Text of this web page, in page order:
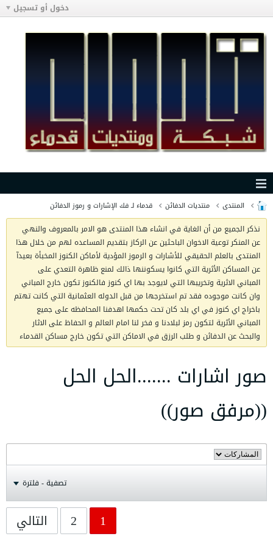
دخول أو تسجيل
المنتدى منتديات الدفائن قدماء لـ فك الإشارات و رموز الدفائن
نذكر الجميع من أن الغاية في انشاء هذا المنتدى هو الامر بالمعروف والنهي
عن المنكر توعية الاخوان الباحثين عن الركاز بتقديم المساعده لهم من خلال هذا
المنتدى بالعلم الحقيقي للأشارات و الرموز المؤدية لأماكن الكنوز المخبأة بعيدآ
عن المساكن الأثرية التي كانوا يسكوننها ذالك لمنع ظاهرة التعدي على
المباني الاثرية وتخريبها التي لايوجد بها اي كنوز فالكنوز تكون خارج المباني
وان كانت موجوده فقد تم استخرجها من قبل الدوله العثمانية التي كانت تهتم
باخراج اي كنوز في اي بلد كان تحت حكمها اهدفنا المحافظه على جميع
المباني الأثرية لتكون رمز لبلادنا و فخر لنا امام العالم و الحفاظ على الاثار
والبحث عن الدفائن و طلب الرزق في الاماكن التي تكون خارج مساكن القدماء
صور اشارات .......الحل الحل
((مرفق صور))
تصفية - فلترة
1
2 التالي